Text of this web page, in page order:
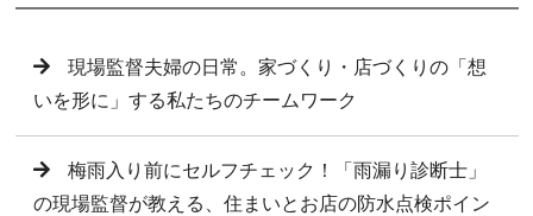
現場監督夫婦の日常。家づくり・店づくりの「想
いを形に」する私たちのチームワーク
梅雨入り前にセルフチェック！「雨漏り診断士」
の現場監督が教える、住まいとお店の防水点検ポイン